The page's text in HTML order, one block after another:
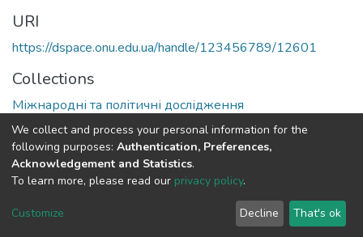
URI
https://dspace.onu.edu.ua/handle/123456789/12601
Collections
Міжнародні та політичні дослідження
Full item page
DSpace software copyright © 2009-2026
Cookie
End User
Agreement
Send
Feedback
We collect and process your personal information for the
following purposes: Authentication, Preferences,
Acknowledgement and Statistics.
To learn more, please read our privacy policy.
Customize Decline That's ok